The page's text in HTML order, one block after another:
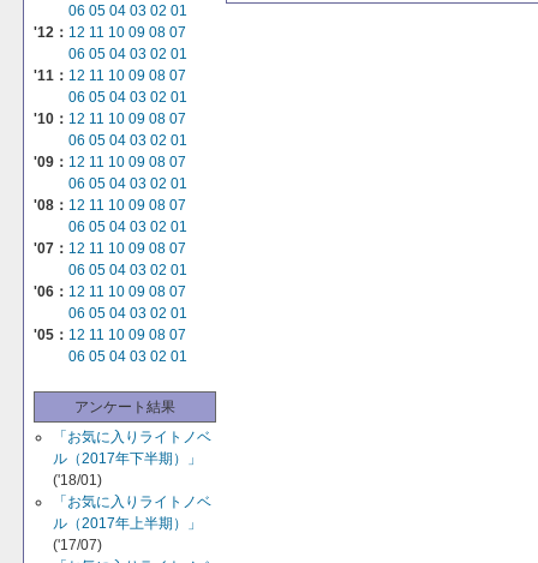
06 05 04 03 02 01
'12： 12 11 10 09 08 07
06 05 04 03 02 01
'11： 12 11 10 09 08 07
06 05 04 03 02 01
'10： 12 11 10 09 08 07
06 05 04 03 02 01
'09： 12 11 10 09 08 07
06 05 04 03 02 01
'08： 12 11 10 09 08 07
06 05 04 03 02 01
'07： 12 11 10 09 08 07
06 05 04 03 02 01
'06： 12 11 10 09 08 07
06 05 04 03 02 01
'05： 12 11 10 09 08 07
06 05 04 03 02 01
アンケート結果
「お気に入りライトノベ
ル（2017年下半期）」
('18/01)
「お気に入りライトノベ
ル（2017年上半期）」
('17/07)